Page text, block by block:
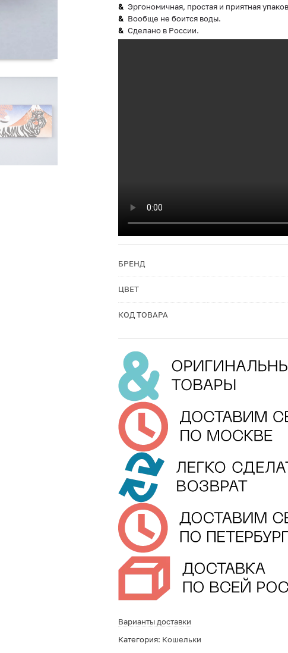
Эргономичная, простая и приятная
Вообще не боится воды.
Сделано в России.
БРЕНД
ЦВЕТ
КОД ТОВАРА
Варианты доставки
Категория: Кошельки